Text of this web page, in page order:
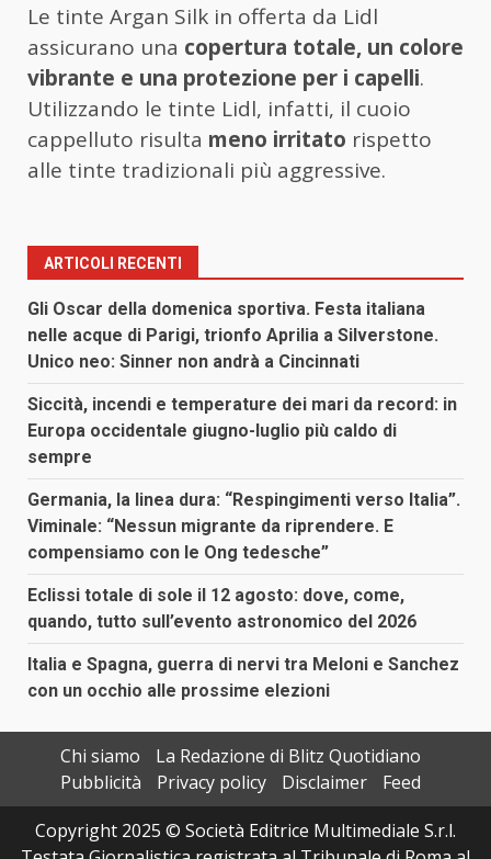
Le tinte Argan Silk in offerta da Lidl
assicurano una copertura totale, un colore
vibrante e una protezione per i capelli.
Utilizzando le tinte Lidl, infatti, il cuoio
cappelluto risulta meno irritato rispetto
alle tinte tradizionali più aggressive.
ARTICOLI RECENTI
Gli Oscar della domenica sportiva. Festa italiana
nelle acque di Parigi, trionfo Aprilia a Silverstone.
Unico neo: Sinner non andrà a Cincinnati
Siccità, incendi e temperature dei mari da record: in
Europa occidentale giugno-luglio più caldo di
sempre
Germania, la linea dura: “Respingimenti verso Italia”.
Viminale: “Nessun migrante da riprendere. E
compensiamo con le Ong tedesche”
Eclissi totale di sole il 12 agosto: dove, come,
quando, tutto sull’evento astronomico del 2026
Italia e Spagna, guerra di nervi tra Meloni e Sanchez
con un occhio alle prossime elezioni
Chi siamo
La Redazione di Blitz Quotidiano
Pubblicità
Privacy policy Disclaimer
Feed
Copyright 2025 © Società Editrice Multimediale S.r.l.